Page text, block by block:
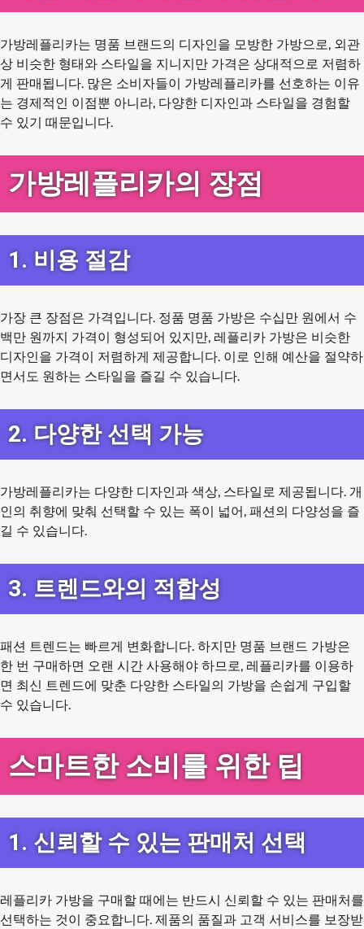
가방레플리카는 명품 브랜드의 디자인을 모방한 가방으로, 외관
상 비슷한 형태와 스타일을 지니지만 가격은 상대적으로 저렴하
게 판매됩니다. 많은 소비자들이 가방레플리카를 선호하는 이유
는 경제적인 이점뿐 아니라, 다양한 디자인과 스타일을 경험할
수 있기 때문입니다.
가방레플리카의 장점
1. 비용 절감
가장 큰 장점은 가격입니다. 정품 명품 가방은 수십만 원에서 수
백만 원까지 가격이 형성되어 있지만, 레플리카 가방은 비슷한
디자인을 가격이 저렴하게 제공합니다. 이로 인해 예산을 절약하
면서도 원하는 스타일을 즐길 수 있습니다.
2. 다양한 선택 가능
가방레플리카는 다양한 디자인과 색상, 스타일로 제공됩니다. 개
인의 취향에 맞춰 선택할 수 있는 폭이 넓어, 패션의 다양성을 즐
길 수 있습니다.
3. 트렌드와의 적합성
패션 트렌드는 빠르게 변화합니다. 하지만 명품 브랜드 가방은
한 번 구매하면 오랜 시간 사용해야 하므로, 레플리카를 이용하
면 최신 트렌드에 맞춘 다양한 스타일의 가방을 손쉽게 구입할
수 있습니다.
스마트한 소비를 위한 팁
1. 신뢰할 수 있는 판매처 선택
레플리카 가방을 구매할 때에는 반드시 신뢰할 수 있는 판매처를
선택하는 것이 중요합니다. 제품의 품질과 고객 서비스를 보장받